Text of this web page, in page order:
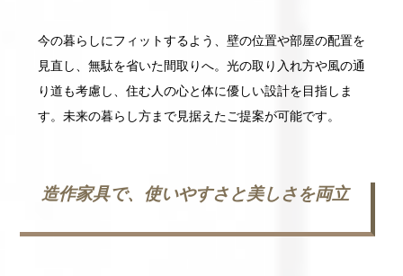
今の暮らしにフィットするよう、壁の位置や部屋の配置を
見直し、無駄を省いた間取りへ。光の取り入れ方や風の通
り道も考慮し、住む人の心と体に優しい設計を目指しま
す。未来の暮らし方まで見据えたご提案が可能です。
造作家具で、使いやすさと美しさを両立